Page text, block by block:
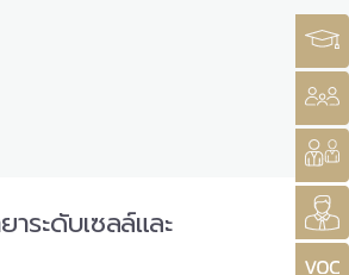
ระดับเซลล์และ